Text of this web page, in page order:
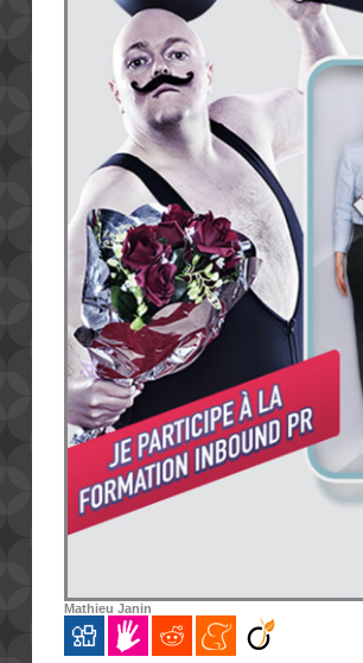
Mathieu Janin